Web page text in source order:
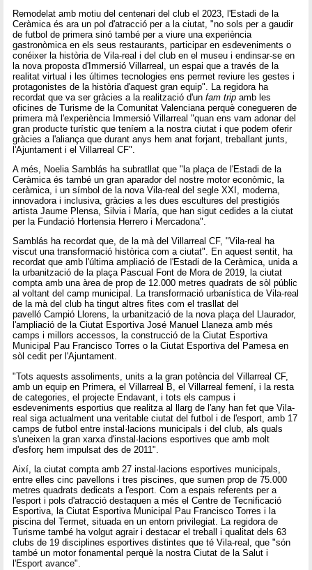
Remodelat amb motiu del centenari del club el 2023, l'Estadi de la
Ceràmica és ara un pol d'atracció per a la ciutat, "no sols per a gaudir
de futbol de primera sinó també per a viure una experiència
gastronòmica en els seus restaurants, participar en esdeveniments o
conéixer la història de Vila-real i del club en el museu i endinsar-se en
la nova proposta d'Immersió Villarreal, un espai que a través de la
realitat virtual i les últimes tecnologies ens permet reviure les gestes i
protagonistes de la història d'aquest gran equip". La regidora ha
recordat que va ser gràcies a la realització d'unfam trip amb les
oficines de Turisme de la Comunitat Valenciana perquè conegueren de
primera mà l'experiència Immersió Villarreal "quan ens vam adonar del
gran producte turístic que teníem a la nostra ciutat i que podem oferir
gràcies a l'aliança que durant anys hem anat forjant, treballant junts,
l'Ajuntament i el Villarreal CF".
A més, Noelia Samblás ha subratllat que "la plaça de l'Estadi de la
Ceràmica és també un gran aparador del nostre motor econòmic, la
ceràmica, i un símbol de la nova Vila-real del segle XXI, moderna,
innovadora i inclusiva, gràcies a les dues escultures del prestigiós
artista Jaume Plensa, Silvia i María, que han sigut cedides a la ciutat
per la Fundació Hortensia Herrero i Mercadona".
Samblás ha recordat que, de la mà del Villarreal CF, "Vila-real ha
viscut una transformació històrica com a ciutat". En aquest sentit, ha
recordat que amb l'última ampliació de l'Estadi de la Ceràmica, unida a
la urbanització de la plaça Pascual Font de Mora de 2019, la ciutat
compta amb una àrea de prop de 12.000 metres quadrats de sòl públic
al voltant del camp municipal. La transformació urbanística de Vila-real
de la mà del club ha tingut altres fites com el trasllat del
pavelló Campió Llorens, la urbanització de la nova plaça del Llaurador,
l'ampliació de la Ciutat Esportiva José Manuel Llaneza amb més
camps i millors accessos, la construcció de la Ciutat Esportiva
Municipal Pau Francisco Torres o la Ciutat Esportiva del Pamesa en
sòl cedit per l'Ajuntament.
"Tots aquests assoliments, units a la gran potència del Villarreal CF,
amb un equip en Primera, el Villarreal B, el Villarreal femení, i la resta
de categories, el projecte Endavant, i tots els campus i
esdeveniments esportius que realitza al llarg de l'any han fet que Vila-
real siga actualment una veritable ciutat del futbol i de l'esport, amb 17
camps de futbol entre instal·lacions municipals i del club, als quals
s'uneixen la gran xarxa d'instal·lacions esportives que amb molt
d'esforç hem impulsat des de 2011".
Així, la ciutat compta amb 27 instal·lacions esportives municipals,
entre elles cinc pavellons i tres piscines, que sumen prop de 75.000
metres quadrats dedicats a l'esport. Com a espais referents per a
l'esport i pols d'atracció destaquen a més el Centre de Tecnificació
Esportiva, la Ciutat Esportiva Municipal Pau Francisco Torres i la
piscina del Termet, situada en un entorn privilegiat. La regidora de
Turisme també ha volgut agrair i destacar el treball i qualitat dels 63
clubs de 19 disciplines esportives distintes que té Vila-real, que "són
també un motor fonamental perquè la nostra Ciutat de la Salut i
l'Esport avance".